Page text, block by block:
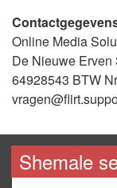
Online Media
De Nieuwe Erven
64928543 BTW
Shemale